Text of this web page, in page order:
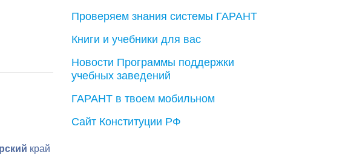
край
Проверяем знания системы ГАРАНТ
Книги и учебники для вас
Новости Программы поддержки
учебных заведений
ГАРАНТ в твоем мобильном
Сайт Конституции РФ